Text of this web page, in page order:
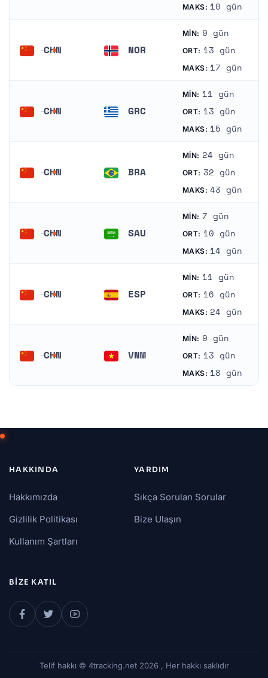
MAKS: 10 gün
CHN NOR
MIN: 9 gün
ORT: 13 gün
MAKS: 17 gün
CHN GRC
MIN: 11 gün
ORT: 13 gün
MAKS: 15 gün
CHN BRA
MIN: 24 gün
ORT: 32 gün
MAKS: 43 gün
CHN SAU
MIN: 7 gün
ORT: 10 gün
MAKS: 14 gün
CHN ESP
MIN: 11 gün
ORT: 16 gün
MAKS: 24 gün
CHN VNM
MIN: 9 gün
ORT: 13 gün
MAKS: 18 gün
HAKKINDA
Hakkımızda
Gizlilik Politikası
Kullanım Şartları
YARDIM
Sıkça Sorulan Sorular
Bize Ulaşın
BIZE KATIL
Telif hakkı © 4tracking.net 2026 , Her hakkı saklıdır